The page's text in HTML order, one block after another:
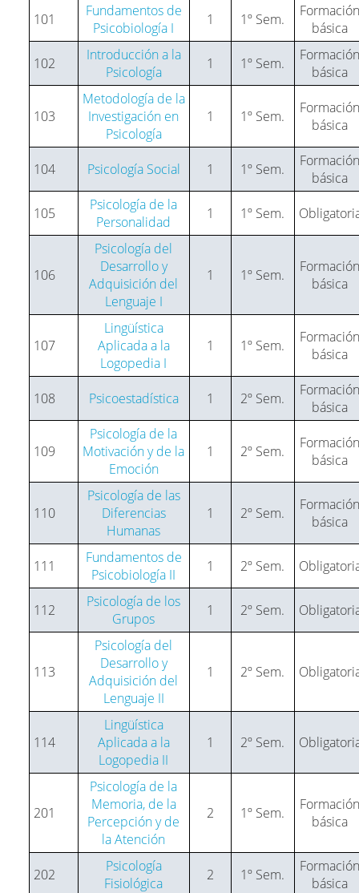
101
Fundamentos de
Psicobiología I
1 1º Sem.
básica
102
Introducción a la
Psicología
1 1º Sem.
básica
103
Metodología de la
Investigación en
Psicología
1 1º Sem.
básica
104 Psicología Social 1 1º Sem.
básica
105
Psicología de la
Personalidad
1 1º Sem.
106
Psicología del
Desarrollo y
Adquisición del
Lenguaje I
1 1º Sem.
básica
107
Lingüística
Aplicada a la
Logopedia I
1 1º Sem.
básica
108 Psicoestadística 1 2º Sem.
básica
109
Psicología de la
Motivación y de la
Emoción
1 2º Sem.
básica
110
Psicología de las
Diferencias
Humanas
1 2º Sem.
básica
111
Fundamentos de
Psicobiología II
1 2º Sem.
112
Psicología de los
Grupos
1 2º Sem.
113
Psicología del
Desarrollo y
Adquisición del
Lenguaje II
1 2º Sem.
114
Lingüística
Aplicada a la
Logopedia II
1 2º Sem.
201
Psicología de la
Memoria, de la
Percepción y de
la Atención
2 1º Sem.
básica
202
Psicología
Fisiológica
2 1º Sem.
básica